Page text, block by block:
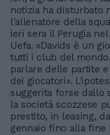
notizia ha disturbato
l'allenatore della
ieri sera il Perugia
Uefa. «Davids è un
tutti i club del
parlare delle partite
dei giocatori».
suggerita forse dallo
la società scozzese
prestito, in leasing,
gennaio fino alla fine